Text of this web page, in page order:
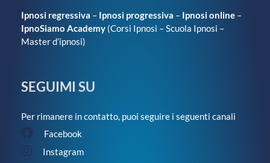
Ipnosi regressiva – Ipnosi progressiva – Ipnosi online –
IpnoSiamo Academy (Corsi Ipnosi –Scuola Ipnosi –
Master d’ipnosi)
SEGUIMI SU
Per rimanere in contatto, puoi seguire i seguenti canali
Facebook
Instagram